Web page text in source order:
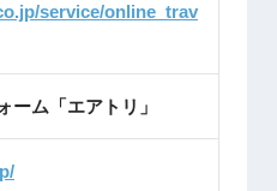
service/online_trav
ム「エアトリ」